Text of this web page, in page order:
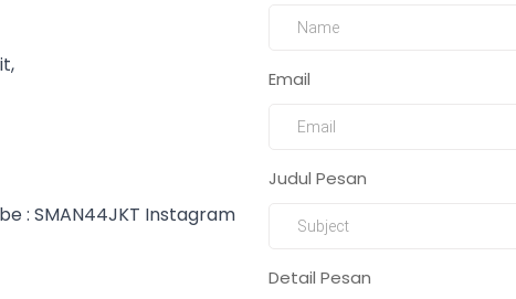
: SMAN44JKT Instagram
Email
Judul Pesan
Detail Pesan